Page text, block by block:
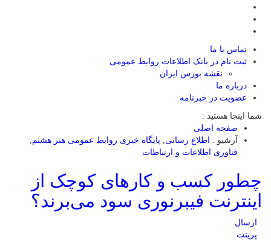
تماس با ما
ثبت نام در بانک اطلاعات روابط عمومی
نقشه بورس ایران
درباره ما
عضويت در خبرنامه
شما اینجا هستید :
صفحه اصلی
آرشیو : اطلاع رسانی, پایگاه خبری روابط عمومی هنر هشتم,
فناوری اطلاعات و ارتباطات
چطور کسب و کارهای کوچک از
اینترنت فیبر‌نوری سود می‌برند؟
ارسال
پرینت